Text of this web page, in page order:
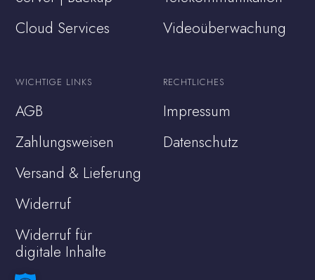
Cloud Services
Videoüberwachung
WICHTIGE LINKS
AGB
Zahlungsweisen
Versand & Lieferung
Widerruf
Widerruf für
digitale Inhalte
RECHTLICHES
Impressum
Datenschutz